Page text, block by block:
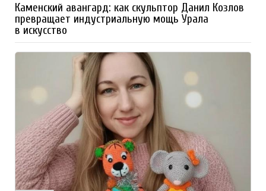
Каменский авангард: как скульптор Данил Козлов
превращает индустриальную мощь Урала
в искусство